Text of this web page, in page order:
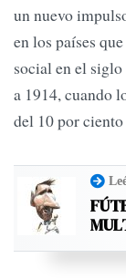
un nuevo
en los países
social en el
a 1914, cuando
del 10 por